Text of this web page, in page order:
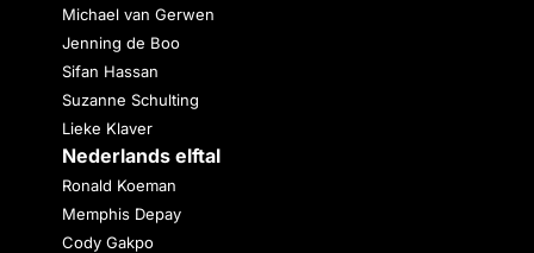
Michael van Gerwen
Jenning de Boo
Sifan Hassan
Suzanne Schulting
Lieke Klaver
Nederlands elftal
Ronald Koeman
Memphis Depay
Cody Gakpo